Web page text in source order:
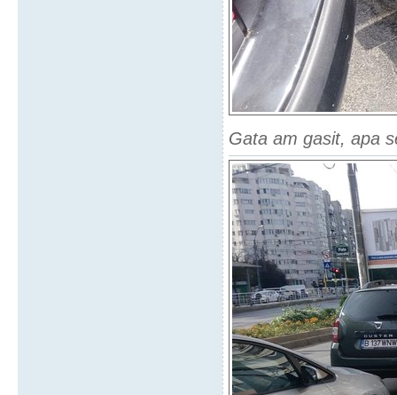
Gata am gasit, apa